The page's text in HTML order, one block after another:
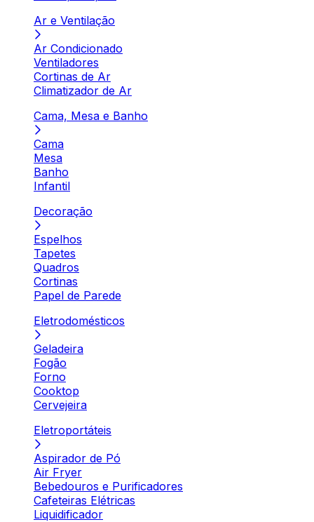
Ar e Ventilação
Ar Condicionado
Ventiladores
Cortinas de Ar
Climatizador de Ar
Cama, Mesa e Banho
Cama
Mesa
Banho
Infantil
Decoração
Espelhos
Tapetes
Quadros
Cortinas
Papel de Parede
Eletrodomésticos
Geladeira
Fogão
Forno
Cooktop
Cervejeira
Eletroportáteis
Aspirador de Pó
Air Fryer
Bebedouros e Purificadores
Cafeteiras Elétricas
Liquidificador